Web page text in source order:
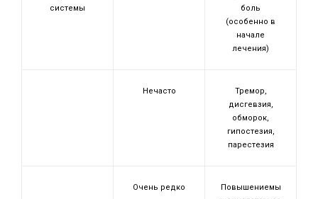
системы
боль
(особенно в
начале
лечения)
Нечасто
Тремор,
дисгевзия,
обморок,
гипостезия,
парестезия
Очень редко
Повышениемы